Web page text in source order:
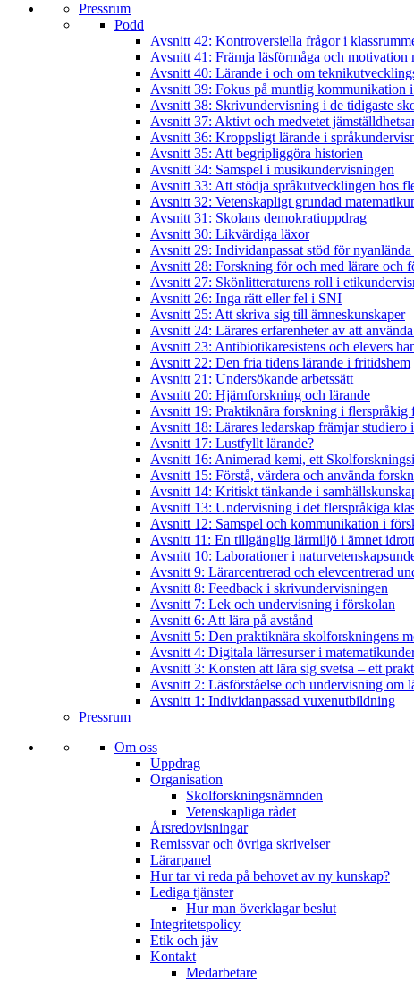
Pressrum
Podd
Avsnitt 42: Kontroversiella frågor i
Avsnitt 41: Främja läsförmåga och motivation
Avsnitt 40: Lärande i och om
Avsnitt 39: Fokus på muntlig kommunikation
Avsnitt 38: Skrivundervisning i de tidigaste
Avsnitt 37: Aktivt och medvetet
Avsnitt 36: Kroppsligt lärande i
Avsnitt 35: Att begripliggöra historien
Avsnitt 34: Samspel i musikundervisningen
Avsnitt 33: Att stödja språkutvecklingen hos
Avsnitt 32: Vetenskapligt grundad
Avsnitt 31: Skolans demokratiuppdrag
Avsnitt 30: Likvärdiga läxor
Avsnitt 29: Individanpassat stöd för nyanlända
Avsnitt 28: Forskning för och med lärare och
Avsnitt 27: Skönlitteraturens roll i
Avsnitt 26: Inga rätt eller fel i SNI
Avsnitt 25: Att skriva sig till ämneskunskaper
Avsnitt 24: Lärares erfarenheter av att
Avsnitt 23: Antibiotikaresistens och elevers
Avsnitt 22: Den fria tidens lärande i fritidshem
Avsnitt 21: Undersökande arbetssätt
Avsnitt 20: Hjärnforskning och lärande
Avsnitt 19: Praktiknära forskning i flerspråkig
Avsnitt 18: Lärares ledarskap främjar studiero
Avsnitt 17: Lustfyllt lärande?
Avsnitt 16: Animerad kemi, ett
Avsnitt 15: Förstå, värdera och använda
Avsnitt 14: Kritiskt tänkande i
Avsnitt 13: Undervisning i det flerspråkiga
Avsnitt 12: Samspel och kommunikation i
Avsnitt 11: En tillgänglig lärmiljö i ämnet
Avsnitt 10: Laborationer i
Avsnitt 9: Lärarcentrerad och elevcentrerad
Avsnitt 8: Feedback i skrivundervisningen
Avsnitt 7: Lek och undervisning i förskolan
Avsnitt 6: Att lära på avstånd
Avsnitt 5: Den praktiknära skolforskningens
Avsnitt 4: Digitala lärresurser i
Avsnitt 3: Konsten att lära sig svetsa – ett
Avsnitt 2: Läsförståelse och undervisning om
Avsnitt 1: Individanpassad vuxenutbildning
Pressrum
Om oss
Uppdrag
Organisation
Skolforskningsnämnden
Vetenskapliga rådet
Årsredovisningar
Remissvar och övriga skrivelser
Lärarpanel
Hur tar vi reda på behovet av ny kunskap?
Lediga tjänster
Hur man överklagar beslut
Integritetspolicy
Etik och jäv
Kontakt
Medarbetare